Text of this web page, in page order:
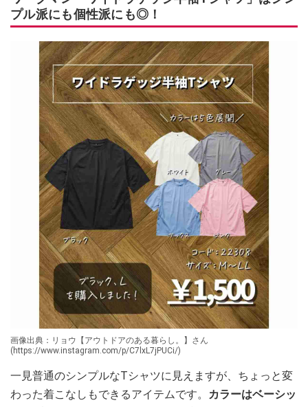
プル派にも個性派にも◎！
画像出典：リョウ【アウトドアのある暮らし。】さん
(https://www.instagram.com/p/C7lxL7jPUCi/)
一見普通のシンプルなTシャツに見えますが、ちょっと変
わった着こなしもできるアイテムです。 カラーはベーシッ